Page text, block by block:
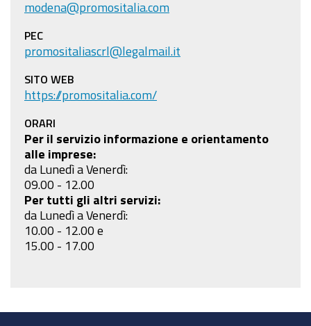
modena@promositalia.com
PEC
promositaliascrl@legalmail.it
SITO WEB
https://promositalia.com/
ORARI
Per il servizio informazione e orientamento
alle imprese:
da Lunedì a Venerdì:
09.00 - 12.00
Per tutti gli altri servizi:
da Lunedì a Venerdì:
10.00 - 12.00 e
15.00 - 17.00